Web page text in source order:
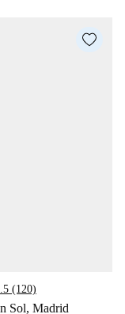
(120)
Sol, Madrid